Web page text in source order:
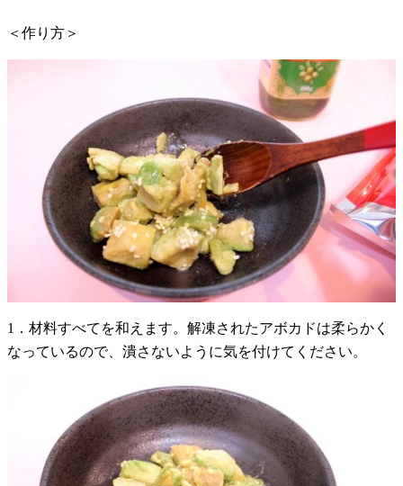
＜作り方＞
1．材料すべてを和えます。解凍されたアボカドは柔らかく
なっているので、潰さないように気を付けてください。